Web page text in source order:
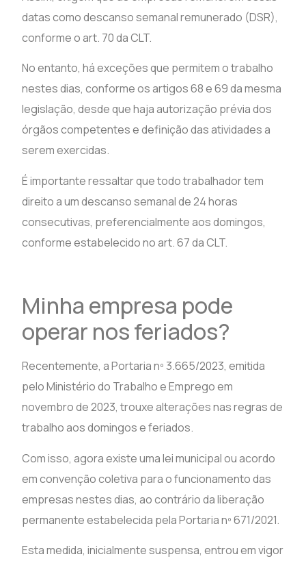
datas como descanso semanal remunerado (DSR),
conforme o art. 70 da CLT.
No entanto, há exceções que permitem o trabalho
nestes dias, conforme os artigos 68 e 69 da mesma
legislação, desde que haja autorização prévia dos
órgãos competentes e definição das atividades a
serem exercidas.
É importante ressaltar que todo trabalhador tem
direito a um descanso semanal de 24 horas
consecutivas, preferencialmente aos domingos,
conforme estabelecido no art. 67 da CLT.
Minha empresa pode
operar nos feriados?
Recentemente, a Portaria nº 3.665/2023, emitida
pelo Ministério do Trabalho e Emprego em
novembro de 2023, trouxe alterações nas regras de
trabalho aos domingos e feriados.
Com isso, agora existe uma lei municipal ou acordo
em convenção coletiva para o funcionamento das
empresas nestes dias, ao contrário da liberação
permanente estabelecida pela Portaria nº 671/2021.
Esta medida, inicialmente suspensa, entrou em vigor